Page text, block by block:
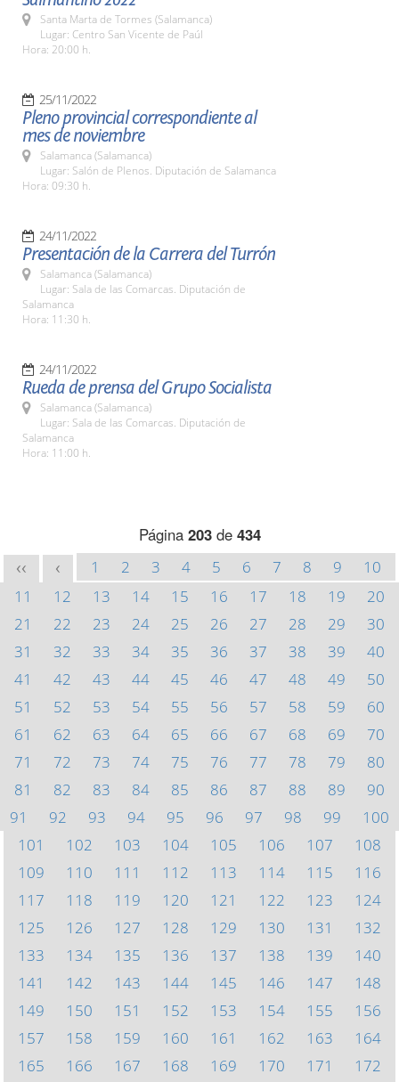
Santa Marta de Tormes (Salamanca)
Lugar: Centro San Vicente de Paúl
Hora: 20:00 h.
25/11/2022
Pleno provincial correspondiente al
mes de noviembre
Salamanca (Salamanca)
Lugar: Salón de Plenos. Diputación de Salamanca
Hora: 09:30 h.
24/11/2022
Presentación de la Carrera del Turrón
Salamanca (Salamanca)
Lugar: Sala de las Comarcas. Diputación de
Salamanca
Hora: 11:30 h.
24/11/2022
Rueda de prensa del Grupo Socialista
Salamanca (Salamanca)
Lugar: Sala de las Comarcas. Diputación de
Salamanca
Hora: 11:00 h.
Página 203de 434
<< < 1 2 3 4 5 6 7 8 9
10
11
12 13 14 15 16 17 18 19
20
21
22 23 24 25 26 27 28 29
30
31
32 33 34 35 36 37 38 39
40
41
42 43 44 45 46 47 48 49
50
51
52 53 54 55 56 57 58 59
60
61
62 63 64 65 66 67 68 69
70
71
72 73 74 75 76 77 78 79
80
81
82 83 84 85 86 87 88 89
90
91
92 93 94 95 96 97 98 99
100
101
102 103 104 105 106 107
108
109
110 111 112 113 114 115
116
117
118 119 120 121 122 123
124
125
126 127 128 129 130 131
132
133
134 135 136 137 138 139
140
141
142 143 144 145 146 147
148
149
150 151 152 153 154 155
156
157
158 159 160 161 162 163
164
165
166 167 168 169 170 171
172